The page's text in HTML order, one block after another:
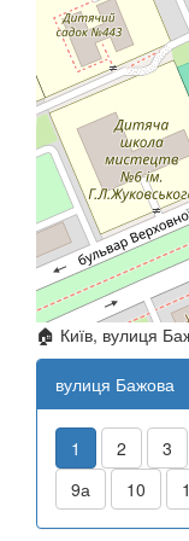
🏠 Київ, вулиця
вулиця Бажова
1 2 3
9а
10